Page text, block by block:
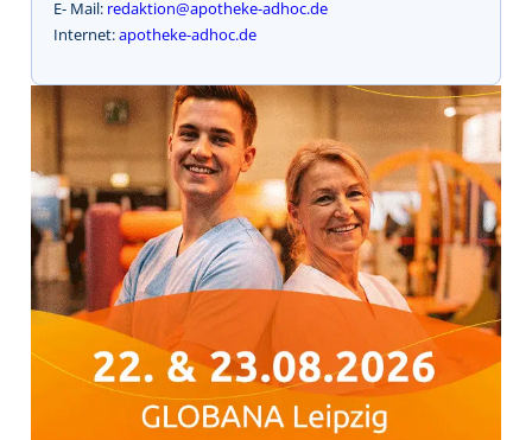
E- Mail: redaktion@apotheke-adhoc.de
Internet:apotheke-adhoc.de